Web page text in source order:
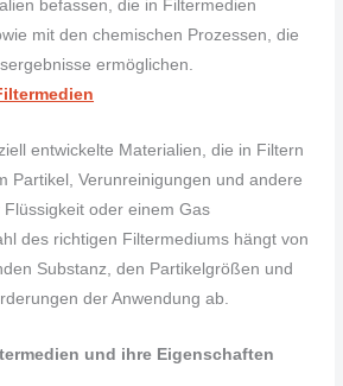
befassen, die in Filtermedien
mit den chemischen Prozessen, die
ermöglichen.
entwickelte Materialien, die in Filtern
Partikel, Verunreinigungen und andere
oder einem Gas
des richtigen Filtermediums hängt von
Substanz, den Partikelgrößen und
der Anwendung ab.
und ihre Eigenschaften